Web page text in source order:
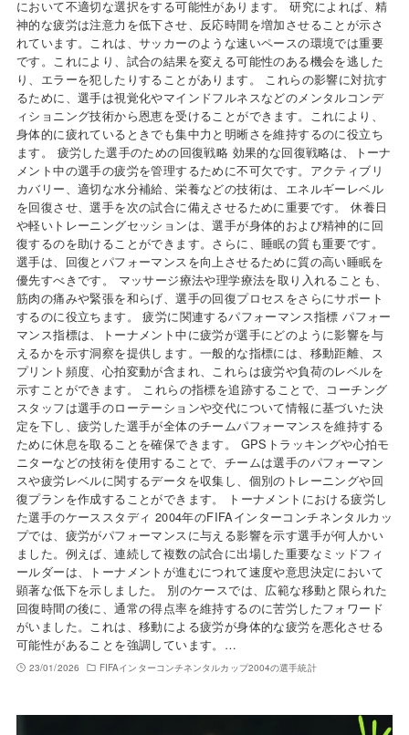
において不適切な選択をする可能性があります。 研究によれば、精
神的な疲労は注意力を低下させ、反応時間を増加させることが示さ
れています。これは、サッカーのような速いペースの環境では重要
です。これにより、試合の結果を変える可能性のある機会を逃した
り、エラーを犯したりすることがあります。 これらの影響に対抗す
るために、選手は視覚化やマインドフルネスなどのメンタルコンデ
ィショニング技術から恩恵を受けることができます。これにより、
身体的に疲れているときでも集中力と明晰さを維持するのに役立ち
ます。 疲労した選手のための回復戦略 効果的な回復戦略は、トーナ
メント中の選手の疲労を管理するために不可欠です。アクティブリ
カバリー、適切な水分補給、栄養などの技術は、エネルギーレベル
を回復させ、選手を次の試合に備えさせるために重要です。 休養日
や軽いトレーニングセッションは、選手が身体的および精神的に回
復するのを助けることができます。さらに、睡眠の質も重要です。
選手は、回復とパフォーマンスを向上させるために質の高い睡眠を
優先すべきです。 マッサージ療法や理学療法を取り入れることも、
筋肉の痛みや緊張を和らげ、選手の回復プロセスをさらにサポート
するのに役立ちます。 疲労に関連するパフォーマンス指標 パフォー
マンス指標は、トーナメント中に疲労が選手にどのように影響を与
えるかを示す洞察を提供します。一般的な指標には、移動距離、ス
プリント頻度、心拍変動が含まれ、これらは疲労や負荷のレベルを
示すことができます。 これらの指標を追跡することで、コーチング
スタッフは選手のローテーションや交代について情報に基づいた決
定を下し、疲労した選手が全体のチームパフォーマンスを維持する
ために休息を取ることを確保できます。 GPSトラッキングや心拍モ
ニターなどの技術を使用することで、チームは選手のパフォーマン
スや疲労レベルに関するデータを収集し、個別のトレーニングや回
復プランを作成することができます。 トーナメントにおける疲労し
た選手のケーススタディ 2004年のFIFAインターコンチネンタルカッ
プでは、疲労がパフォーマンスに与える影響を示す選手が何人かい
ました。例えば、連続して複数の試合に出場した重要なミッドフィ
ールダーは、トーナメントが進むにつれて速度や意思決定において
顕著な低下を示しました。 別のケースでは、広範な移動と限られた
回復時間の後に、通常の得点率を維持するのに苦労したフォワード
がいました。これは、移動による疲労が身体的な疲労を悪化させる
可能性があることを強調しています。…
23/01/2026 FIFAインターコンチネンタルカップ2004の選手統計